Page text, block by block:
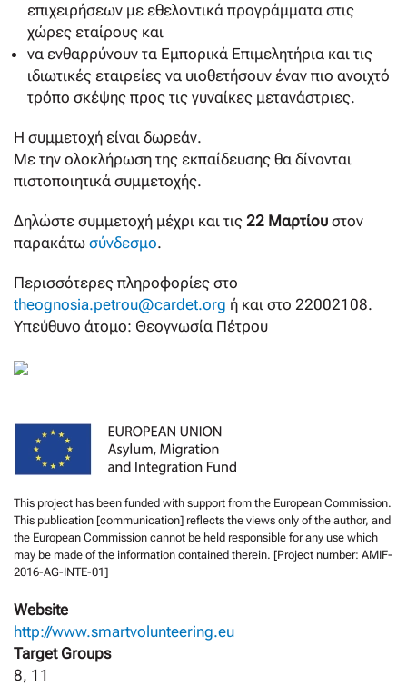
επιχειρήσεων με εθελοντικά προγράμματα στις
χώρες εταίρους και
να ενθαρρύνουν τα Εμπορικά Επιμελητήρια και τις
ιδιωτικές εταιρείες να υιοθετήσουν έναν πιο ανοιχτό
τρόπο σκέψης προς τις γυναίκες μετανάστριες.
Η συμμετοχή είναι δωρεάν.
Με την ολοκλήρωση της εκπαίδευσης θα δίνονται
πιστοποιητικά συμμετοχής.
Δηλώστε συμμετοχή μέχρι και τις 22 Μαρτίου στον
παρακάτω σύνδεσμο.
Περισσότερες πληροφορίες στο
theognosia.petrou@cardet.org ή και στο 22002108.
Υπεύθυνο άτομο: Θεογνωσία Πέτρου
This project has been funded with support from the European Commission.
This publication [communication] reflects the views only of the author, and
the European Commission cannot be held responsible for any use which
may be made of the information contained therein. [Project number: AMIF-
2016-AG-INTE-01]
Website
http://www.smartvolunteering.eu
Target Groups
8, 11